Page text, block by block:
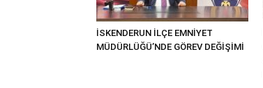
İSKENDERUN İLÇE EMNİYET
MÜDÜRLÜĞÜ’NDE GÖREV DEĞİŞİMİ